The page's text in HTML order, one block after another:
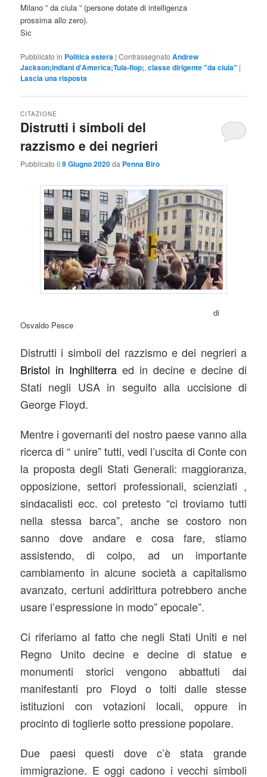
Milano ” da ciula ” (persone dotate di intelligenza
prossima allo zero).
Sic
Pubblicato in Politica estera |Contrassegnato Andrew
Jackson;indiani d'America;Tula-flop;,classe dirigente "da ciula" |
Lascia una risposta
Distrutti i simboli del
razzismo e dei negrieri
CITAZIONE
Pubblicato il9 Giugno 2020da Penna Biro
di
Osvaldo Pesce
Distrutti i simboli del razzismo e dei negrieri a
Bristol in Inghilterra ed in decine e decine di
Stati negli USA in seguito alla uccisione di
George Floyd.
Mentre i governanti del nostro paese vanno alla
ricerca di “ unire” tutti, vedi l’uscita di Conte con
la proposta degli Stati Generali: maggioranza,
opposizione, settori professionali, scienziati ,
sindacalisti ecc. col pretesto “ci troviamo tutti
nella stessa barca”, anche se costoro non
sanno dove andare e cosa fare, stiamo
assistendo, di colpo, ad un importante
cambiamento in alcune società a capitalismo
avanzato, certuni addirittura potrebbero anche
usare l’espressione in modo” epocale”.
Ci riferiamo al fatto che negli Stati Uniti e nel
Regno Unito decine e decine di statue e
monumenti storici vengono abbattuti dai
manifestanti pro Floyd o tolti dalle stesse
istituzioni con votazioni locali, oppure in
procinto di toglierle sotto pressione popolare.
Due paesi questi dove c’è stata grande
immigrazione. E oggi cadono i vecchi simboli